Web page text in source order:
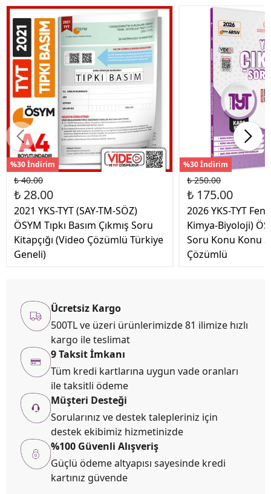
%30 İndirim
₺ 40.00
₺ 28.00
2021 YKS-TYT (SAY-TM-SÖZ)
ÖSYM Tıpkı Basım Çıkmış Soru
Kitapçığı (Video Çözümlü Türkiye
Geneli)
%30 İndirim
₺ 250.00
₺ 175.00
2026 YKS-TYT
Kimya-Biyoloji)
Soru Konu Konu
Çözümlü
Ücretsiz Kargo
500TL ve üzeri ürünlerimizde 81 ilimize hızlı
kargo ile teslimat
9 Taksit İmkanı
Tüm kredi kartlarına uygun vade oranları
ile taksitli ödeme
Müşteri Desteği
Sorularınız ve destek talepleriniz için
destek ekibimiz hizmetinizde
%100 Güvenli Alışveriş
Güçlü ödeme altyapısı sayesinde kredi
kartınız güvende